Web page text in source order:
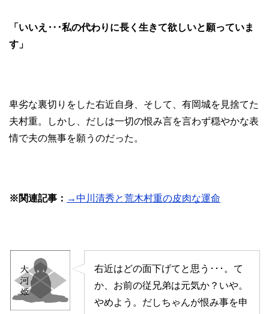
「いいえ‥･私の代わりに長く生きて欲しいと願っていま
す」
卑劣な裏切りをした右近自身、そして、有岡城を見捨てた
夫村重。しかし、だしは一切の恨み言を言わず穏やかな表
情で夫の無事を願うのだった。
※関連記事： →中川清秀と荒木村重の皮肉な運命
右近はどの面下げてと思う･･･。て
か、お前の従兄弟は元気か？いや。
やめよう。だしちゃんが恨み事を申